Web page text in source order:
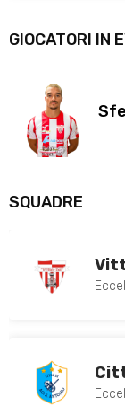
GIOCATORI IN
SQUADRE